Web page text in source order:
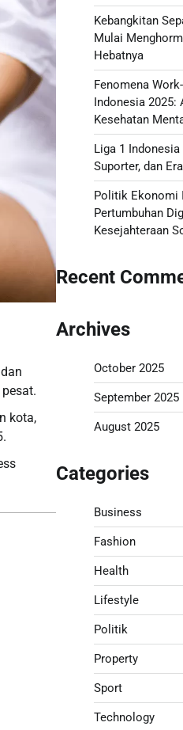
kota,
Kebangkitan
Mulai
Hebatnya
Fenomena
Indonesia 2025:
Kesehatan
Liga 1 Indonesia
Suporter, dan
Politik Ekonomi
Pertumbuhan
Kesejahteraan
Recent
Archives
October 2025
September 2025
August 2025
Categories
Business
Fashion
Health
Lifestyle
Politik
Property
Sport
Technology